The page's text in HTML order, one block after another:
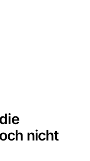
nicht